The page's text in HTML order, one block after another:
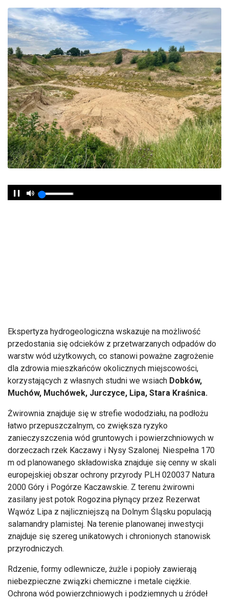
Ekspertyza hydrogeologiczna wskazuje na możliwość
przedostania się odcieków z przetwarzanych odpadów do
warstw wód użytkowych, co stanowi poważne zagrożenie
dla zdrowia mieszkańców okolicznych miejscowości,
korzystających z własnych studni we wsiach Dobków,
Muchów, Muchówek, Jurczyce, Lipa, Stara Kraśnica.
Żwirownia znajduje się w strefie wododziału, na podłożu
łatwo przepuszczalnym, co zwiększa ryzyko
zanieczyszczenia wód gruntowych i powierzchniowych w
dorzeczach rzek Kaczawy i Nysy Szalonej. Niespełna 170
m od planowanego składowiska znajduje się cenny w skali
europejskiej obszar ochrony przyrody PLH 020037 Natura
2000 Góry i Pogórze Kaczawskie. Z terenu żwirowni
zasilany jest potok Rogozina płynący przez Rezerwat
Wąwóz Lipa z najliczniejszą na Dolnym Śląsku populacją
salamandry plamistej. Na terenie planowanej inwestycji
znajduje się szereg unikatowych i chronionych stanowisk
przyrodniczych.
Rdzenie, formy odlewnicze, żużle i popioły zawierają
niebezpieczne związki chemiczne i metale ciężkie.
Ochrona wód powierzchniowych i podziemnych u źródeł